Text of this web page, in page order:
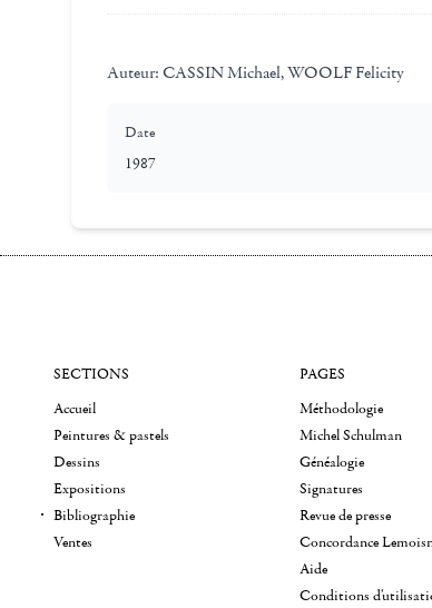
Auteur: CASSIN Michael, WOOLF Felicity
Date
1987
SECTIONS
Accueil
Peintures & pastels
Dessins
Expositions
Bibliographie
Ventes
PAGES
Méthodologie
Michel Schulman
Généalogie
Signatures
Revue de presse
Concordance
Aide
Conditions